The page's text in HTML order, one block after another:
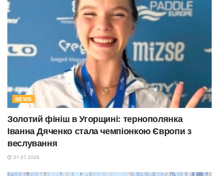
NEWS
Золотий фініш в Угорщині: тернополянка
Іванна Дяченко стала чемпіонкою Європи з
веслування
31.07.2026